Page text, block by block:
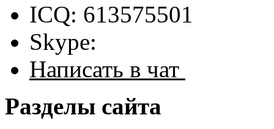
ICQ: 613575501
Skype:
Написать в чат
Разделы сайта